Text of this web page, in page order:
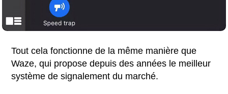
Tout cela fonctionne de la même manière que
Waze, qui propose depuis des années le meilleur
système de signalement du marché.